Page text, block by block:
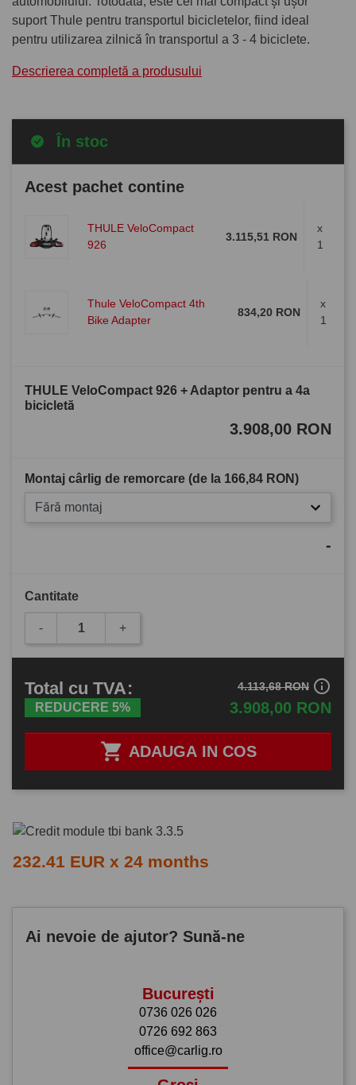
suport Thule pentru transportul bicicletelor, fiind ideal
pentru utilizarea zilnică în transportul a 3 - 4 biciclete.
Descrierea completă a produsului
În stoc
Acest pachet contine
THULE VeloCompact
926
3.115,51 RON
x
1
Thule VeloCompact 4th
Bike Adapter
834,20 RON
x
1
THULE VeloCompact 926 + Adaptor pentru a 4a
bicicletă
3.908,00 RON
Montaj cârlig de remorcare (de la 166,84 RON)
Fără montaj
-
Cantitate
- +
 ADAUGA IN COS
Total cu TVA:
REDUCERE 5% 3.908,00 RON
4.113,68 RON info_outline
232.41 EUR x 24 months
Ai nevoie de ajutor? Sună-ne
București
0736 026 026
0726 692 863
office@carlig.ro